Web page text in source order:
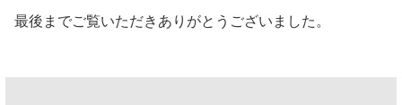
最後までご覧いただきありがとうございました。